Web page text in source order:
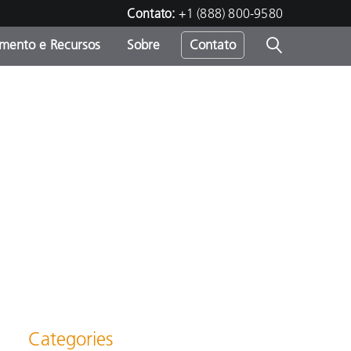
Contato: +1 (888) 800-9580
e Recursos Sobre Contato
Categories